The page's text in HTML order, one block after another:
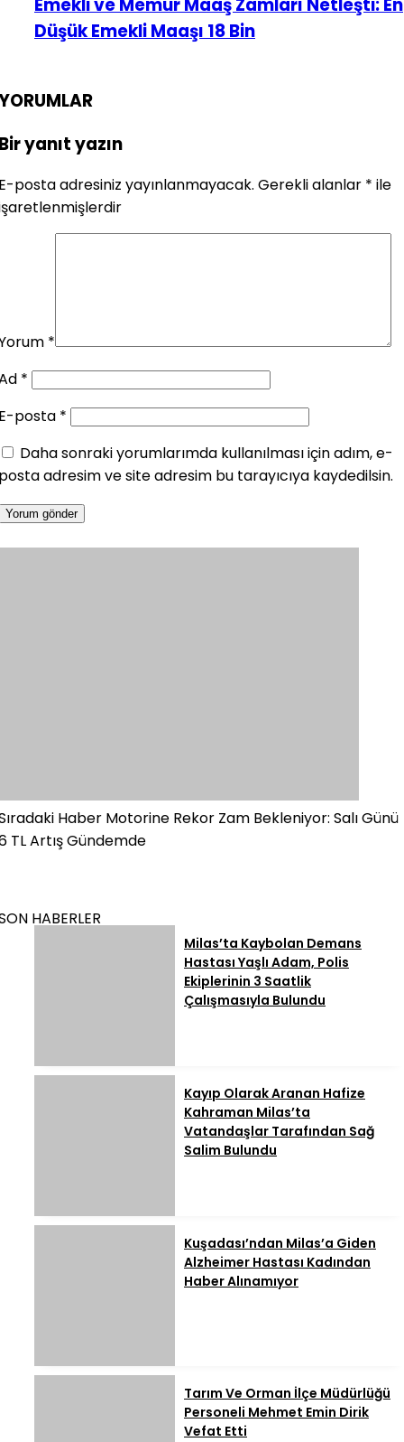
Emekli ve Memur Maaş Zamları Netleşti: En
Düşük Emekli Maaşı 18 Bin
yanıt yazın
posta adresiniz yayınlanmayacak. Gerekli alanlar * ile
*
*
posta *
Daha sonraki yorumlarımda kullanılması için adım, e-
adresim ve site adresim bu tarayıcıya kaydedilsin.
Haber Motorine Rekor Zam Bekleniyor: Salı Günü
TL Artış Gündemde
HABERLER
Milas’ta Kaybolan Demans
Hastası Yaşlı Adam, Polis
Ekiplerinin 3 Saatlik
Çalışmasıyla Bulundu
Kayıp Olarak Aranan Hafize
Kahraman Milas’ta
Vatandaşlar Tarafından Sağ
Salim Bulundu
Kuşadası’ndan Milas’a Giden
Alzheimer Hastası Kadından
Haber Alınamıyor
Tarım Ve Orman İlçe Müdürlüğü
Personeli Mehmet Emin Dirik
Vefat Etti